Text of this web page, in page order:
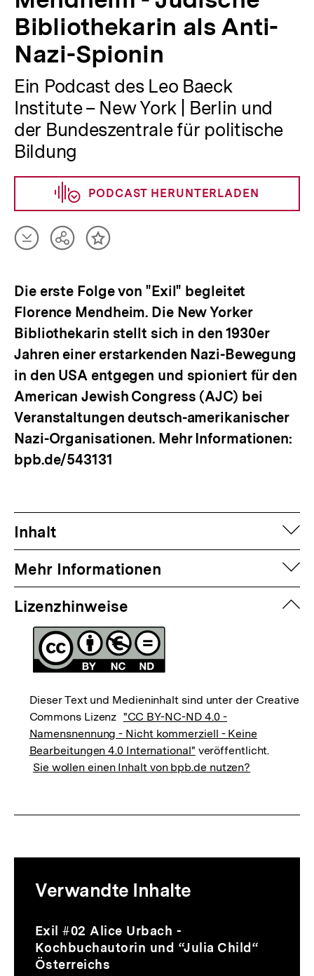
Bibliothekarin als Anti-
Nazi-Spionin
Ein Podcast des Leo Baeck
Institute – New York | Berlin und
der Bundeszentrale für politische
Bildung
PODCAST HERUNTERLADEN
Artikel
herunterladen
TeilenInhalt
Die erste Folge von "Exil" begleitet
Florence Mendheim. Die New Yorker
Bibliothekarin stellt sich in den 1930er
Jahren einer erstarkenden Nazi-Bewegung
in den USA entgegen und spioniert für den
American Jewish Congress (AJC) bei
Veranstaltungen deutsch-amerikanischer
Nazi-Organisationen. Mehr Informationen:
bpb.de/543131
Inhalt
Mehr Informationen
Lizenzhinweise
Dieser Text und Medieninhalt sind unter der Creative
Commons Lizenz "CC BY-NC-ND 4.0 -
Namensnennung - Nicht kommerziell - Keine
Bearbeitungen 4.0 International" veröffentlicht.
Sie wollen einen Inhalt von bpb.de nutzen?
zur
Thematik
Verwandte Inhalte
Inhaltskarussell
überspringen
Audio
Dauer
42
Min.
Exil #02 Alice Urbach -
Kochbuchautorin und “Julia Child“
Österreichs